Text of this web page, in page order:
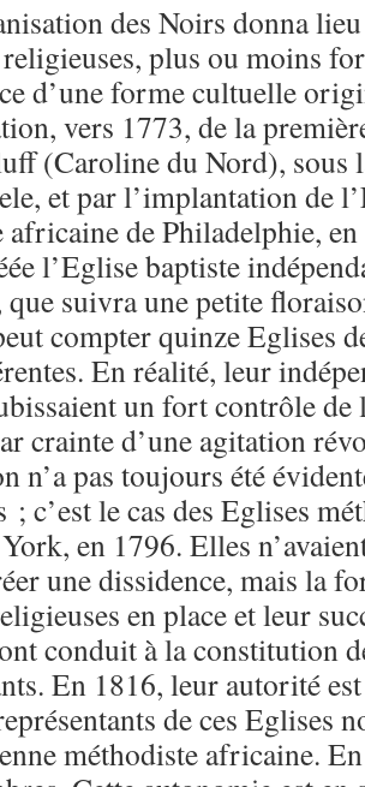
des Noirs donna
plus ou moins
d’une forme cultuelle
vers 1773, de la
(Caroline du Nord), sous
et par l’implantation de
africaine de Philadelphie,
l’Eglise baptiste
suivra une petite
compter quinze Eglises
En réalité, leur
un fort contrôle de
crainte d’une agitation
n’a pas toujours été
; c’est le cas des Eglises
en 1796. Elles
une dissidence, mais la
en place et leur
conduit à la constitution
En 1816, leur autorité
de ces Eglises
méthodiste africaine.